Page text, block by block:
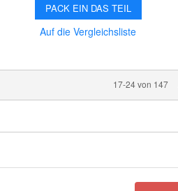
PACK EIN DAS TEIL
Auf die Vergleichsliste
17-24 von 147